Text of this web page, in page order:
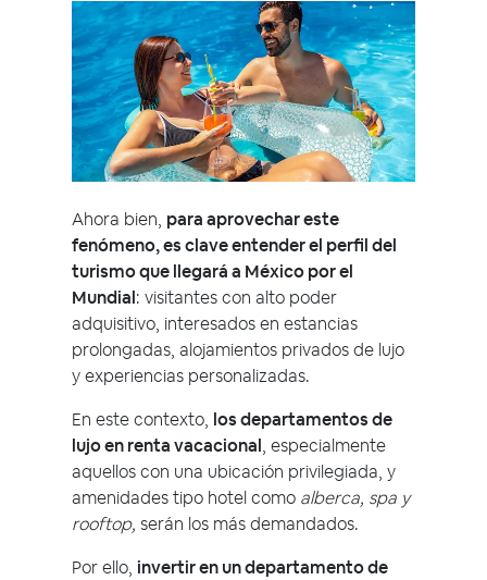
Ahora bien, para aprovechar este
fenómeno, es clave entender el perfil del
turismo que llegará a México por el
Mundial: visitantes con alto poder
adquisitivo, interesados en estancias
prolongadas, alojamientos privados de lujo
y experiencias personalizadas.
En este contexto, los departamentos de
lujo en renta vacacional, especialmente
aquellos con una ubicación privilegiada, y
amenidades tipo hotel como alberca, spa y
rooftop, serán los más demandados.
Por ello, invertir en un departamento de